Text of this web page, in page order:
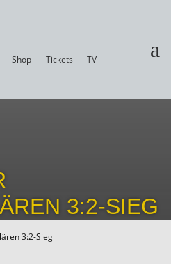
Shop Tickets TV a
3:2-SIEG
3:2-Sieg